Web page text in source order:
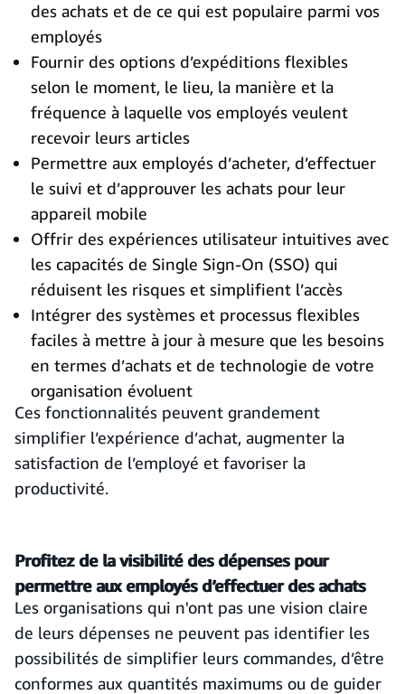
des achats et de ce qui est populaire parmi vos
employés
Fournir des options d’expéditions flexibles
selon le moment, le lieu, la manière et la
fréquence à laquelle vos employés veulent
recevoir leurs articles
Permettre aux employés d’acheter, d’effectuer
le suivi et d’approuver les achats pour leur
appareil mobile
Offrir des expériences utilisateur intuitives avec
les capacités de Single Sign-On (SSO) qui
réduisent les risques et simplifient l’accès
Intégrer des systèmes et processus flexibles
faciles à mettre à jour à mesure que les besoins
en termes d’achats et de technologie de votre
organisation évoluent
Ces fonctionnalités peuvent grandement
simplifier l’expérience d’achat, augmenter la
satisfaction de l’employé et favoriser la
productivité.
Profitez de la visibilité des dépenses pour
permettre aux employés d’effectuer des achats
Les organisations qui n'ont pas une vision claire
de leurs dépenses ne peuvent pas identifier les
possibilités de simplifier leurs commandes, d’être
conformes aux quantités maximums ou de guider